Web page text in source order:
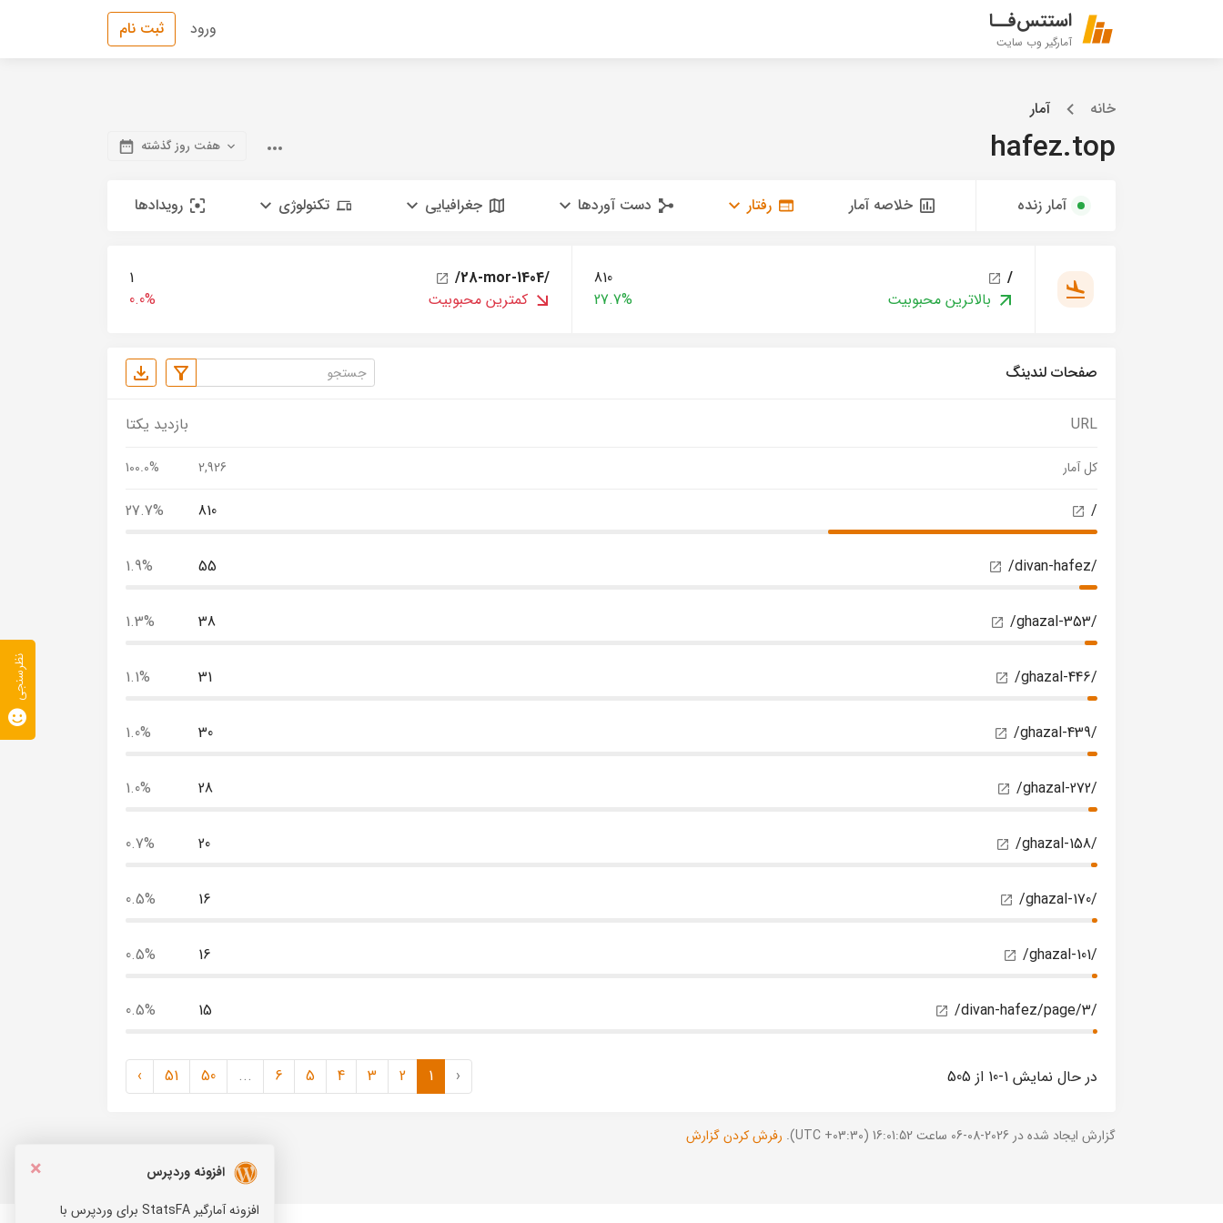
استتس‌فــا
آمارگیر وب سایت
ورود ثبت نام
خانه آمار
hafez.top هفت روز گذشته
آمار زنده خلاصه آمار رفتار دست آوردها جغرافیایی تکنولوژی رویدادها
/
810
بالاترین محبوبیت
27.7%
/28-mor-1404/
1
کمترین محبوبیت
0.0%
صفحات لندینگ
URL بازدید یکتا
کل آمار 2,926
100.0%
/
810
27.7%
/divan-hafez/
55
1.9%
/ghazal-353/
38
1.3%
/ghazal-446/
31
1.1%
/ghazal-439/
30
1.0%
/ghazal-272/
28
1.0%
/ghazal-158/
20
0.7%
/ghazal-170/
16
0.5%
/ghazal-101/
16
0.5%
/divan-hafez/page/3/
15
0.5%
در حال نمایش 1-10 از 505 ‹
1
2
3
4
5
6
...
50
51
›
گزارش ایجاد شده در 2026-08-06 ساعت 16:01:52 (UTC +03:30). رفرش کردن گزارش
×
افزونه وردپرس
افزونه آمارگیر StatsFA برای وردپرس با
نظرسنجی